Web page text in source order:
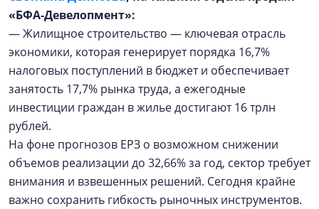
«БФА-Девелопмент»:
— Жилищное строительство — ключевая отрасль
экономики, которая генерирует порядка 16,7%
налоговых поступлений в бюджет и обеспечивает
занятость 17,7% рынка труда, а ежегодные
инвестиции граждан в жилье достигают 16 трлн
рублей.
На фоне прогнозов ЕРЗ о возможном снижении
объемов реализации до 32,66% за год, сектор требует
внимания и взвешенных решений. Сегодня крайне
важно сохранить гибкость рыночных инструментов.